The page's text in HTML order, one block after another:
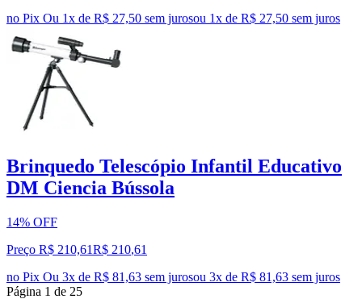
no Pix Ou 1x de R$ 27,50 sem jurosou 1x de R$ 27,50 sem juros
Brinquedo Telescópio Infantil Educativo
DM Ciencia Bússola
14% OFF
Preço R$ 210,61R$ 210,61
no Pix Ou 3x de R$ 81,63 sem jurosou 3x de R$ 81,63 sem juros
Página 1 de 25